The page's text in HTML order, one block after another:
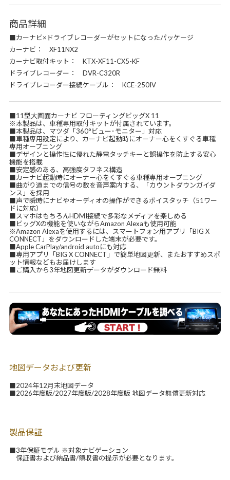
商品詳細
■カーナビ×ドライブレコーダーがセットになったパッケージ
カーナビ： XF11NX2
カーナビ取付キット： KTX-XF11-CX5-KF
ドライブレコーダー： DVR-C320R
ドライブレコーダー接続ケーブル： KCE-250IV
■11型大画面カーナビ フローティングビッグX 11
※本製品は、車種専用取付キットが付属されています。
■本製品は、マツダ「360°ビュー･モニター」対応
■車種専用設定により、カーナビ起動時にオーナー心をくすぐる車種
専用オープニング
■デザインと操作性に優れた静電タッチキーと誤操作を防止する安心
機能を搭載
■安定感のある、高強度タフネス構造
■カーナビ起動時にオーナー心をくすぐる車種専用オープニング
■曲がり道までの信号の数を音声案内する、「カウントダウンガイダ
ンス」を採用
■声で瞬時にナビやオーディオの操作ができるボイスタッチ（51ワー
ドに対応）
■スマホはもちろんHDMI接続で多彩なメディアを楽しめる
■ビッグXの機能を使いながらAmazon Alexaも使用可能
※Amazon Alexaを使用するには、スマートフォン用アプリ「BIG X
CONNECT」をダウンロードした端末が必要です。
■Apple CarPlay/android autoにも対応
■専用アプリ「BIG X CONNECT」で簡単地図更新、またおすすめスポ
ット情報などもお届けします
■ご購入から3年地図更新データがダウンロード無料
地図データおよび更新
■2024年12月末地図データ
■2026年度版/2027年度版/2028年度版 地図データ無償更新対応
製品保証
■3年保証モデル ※対象ナビゲーション
保証書および納品書/領収書の提示が必要となります。